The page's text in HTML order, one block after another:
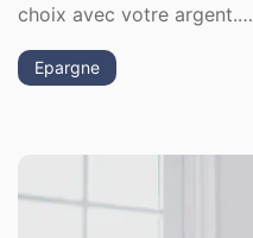
choix avec votre argent.…
Epargne